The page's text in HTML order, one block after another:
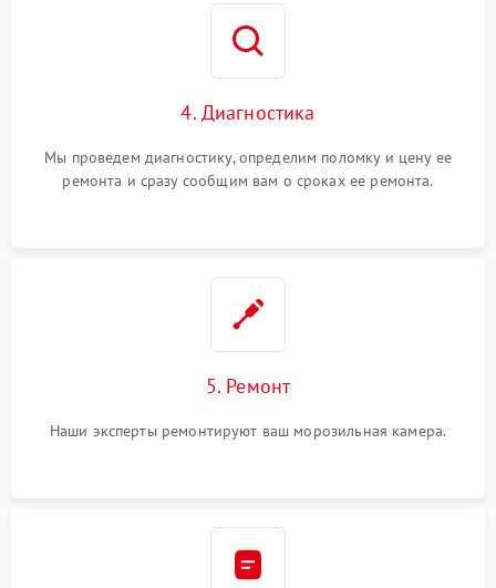
4. Диагностика
Мы проведем диагностику, определим поломку и цену ее
ремонта и сразу сообщим вам о сроках ее ремонта.
5. Ремонт
Наши эксперты ремонтируют ваш морозильная камера.